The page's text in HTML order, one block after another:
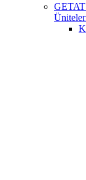
GETAT